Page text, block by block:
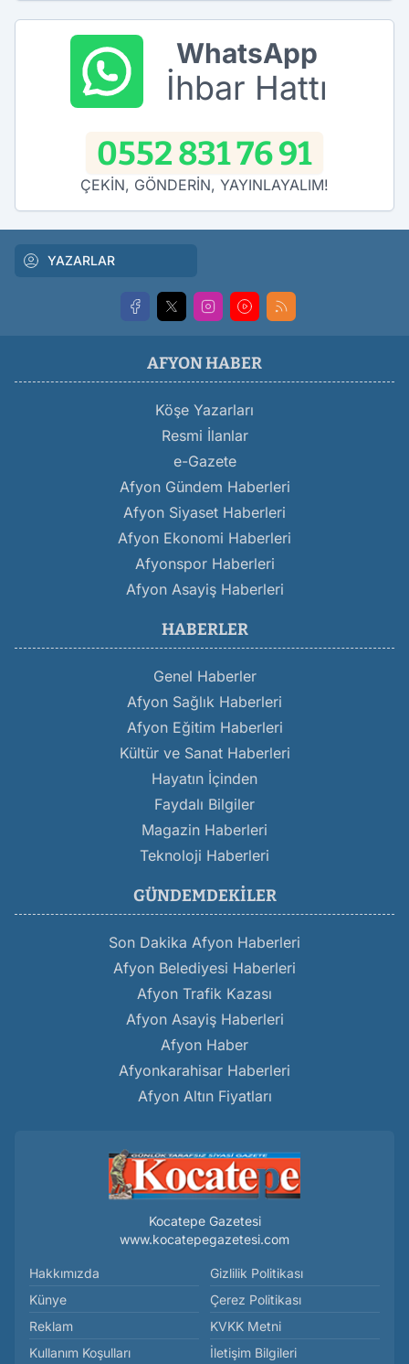
WhatsApp
İhbar Hattı
0552 831 76 91
ÇEKİN, GÖNDERİN, YAYINLAYALIM!
YAZARLAR
AFYON HABER
Köşe Yazarları
Resmi İlanlar
e-Gazete
Afyon Gündem Haberleri
Afyon Siyaset Haberleri
Afyon Ekonomi Haberleri
Afyonspor Haberleri
Afyon Asayiş Haberleri
HABERLER
Genel Haberler
Afyon Sağlık Haberleri
Afyon Eğitim Haberleri
Kültür ve Sanat Haberleri
Hayatın İçinden
Faydalı Bilgiler
Magazin Haberleri
Teknoloji Haberleri
GÜNDEMDEKILER
Son Dakika Afyon Haberleri
Afyon Belediyesi Haberleri
Afyon Trafik Kazası
Afyon Asayiş Haberleri
Afyon Haber
Afyonkarahisar Haberleri
Afyon Altın Fiyatları
Kocatepe Gazetesi
www.kocatepegazetesi.com
Hakkımızda
Künye
Reklam
Kullanım Koşulları
Gizlilik Politikası
Çerez Politikası
KVKK Metni
İletişim Bilgileri